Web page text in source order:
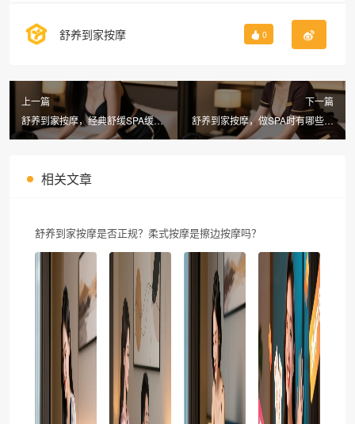
舒养到家按摩 0
上一篇
舒养到家按摩，经典舒缓SPA缓解
常见健康问题，男士保健全攻略
下一篇
舒养到家按摩，做SPA时有哪些注
意事项，有特色服务吗
相关文章
舒养到家按摩是否正规？柔式按摩是擦边按摩吗？